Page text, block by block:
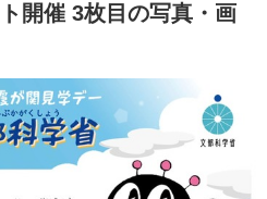
開催 3枚目の写真・画